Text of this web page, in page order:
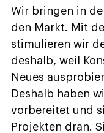
Wir bringen in
den Markt. Mit
stimulieren wir
deshalb, weil
Neues
Deshalb haben
vorbereitet und
Projekten dran.